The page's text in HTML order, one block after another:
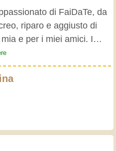
di FaiDaTe, da
riparo e aggiusto di
e per i miei amici. I
insegnato i primi
da piccolo e da allora ho
di esperienze.
insegna! Tiene attivi e
mettono nel loro
insieme, ogni giorno
per migliorare. Buon